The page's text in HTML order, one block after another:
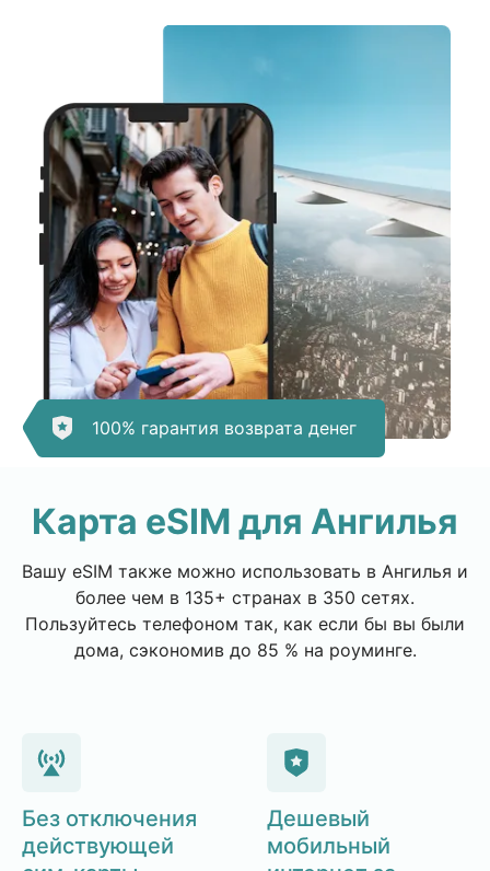
100% гарантия возврата денег
Карта eSIM для Ангилья
Вашу eSIM также можно использовать в Ангилья и
более чем в 135+ странах в 350 сетях.
Пользуйтесь телефоном так, как если бы вы были
дома, сэкономив до 85 % на роуминге.
Без отключения
действующей
Дешевый
мобильный